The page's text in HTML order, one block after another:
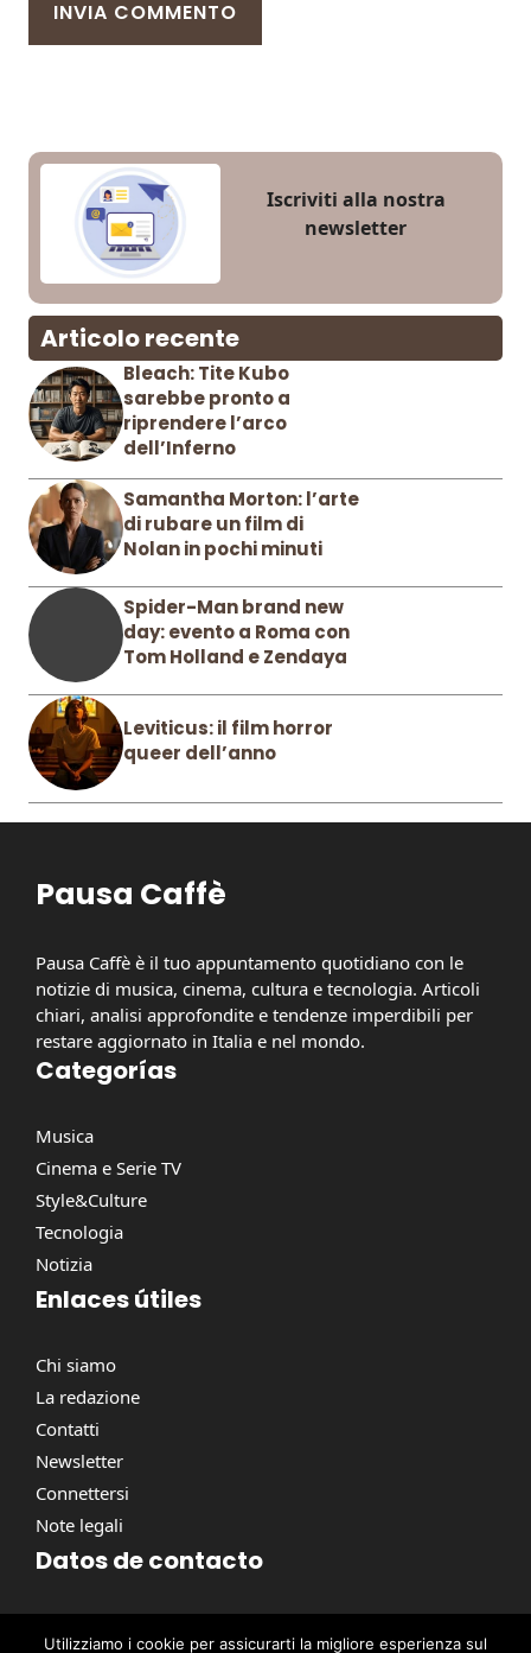
Iscriviti alla nostra
newsletter
Articolo recente
Bleach: Tite Kubo
sarebbe pronto a
riprendere l’arco
dell’Inferno
Samantha Morton: l’arte
di rubare un film di
Nolan in pochi minuti
Spider-Man brand new
day: evento a Roma con
Tom Holland e Zendaya
Leviticus: il film horror
queer dell’anno
Pausa Caffè
Pausa Caffè è il tuo appuntamento quotidiano con le
notizie di musica, cinema, cultura e tecnologia. Articoli
chiari, analisi approfondite e tendenze imperdibili per
restare aggiornato in Italia e nel mondo.
Categorías
Musica
Cinema e Serie TV
Style&Culture
Tecnologia
Notizia
Enlaces útiles
Chi siamo
La redazione
Contatti
Newsletter
Connettersi
Note legali
Datos de contacto
Utilizziamo i cookie per assicurarti la migliore esperienza sul